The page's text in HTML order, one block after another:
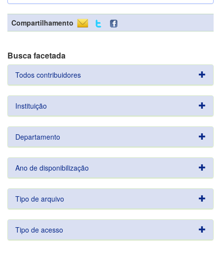
Compartilhamento
Busca facetada
Todos contribuidores
Instituição
Departamento
Ano de disponibilização
Tipo de arquivo
Tipo de acesso